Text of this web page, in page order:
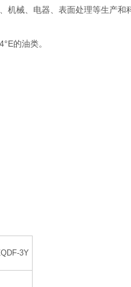
机械、电器、表面处理等生产和
的油类。
3Y